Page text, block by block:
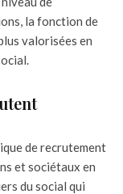
la fonction de
valorisées en
de recrutement
et sociétaux en
du social qui